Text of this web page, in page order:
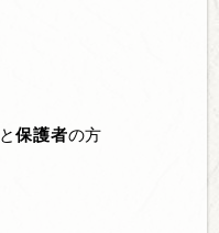
と保護者の方